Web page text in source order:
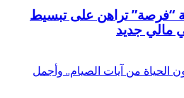
“فرصة” تراهن على تبسيط
مالي جديد